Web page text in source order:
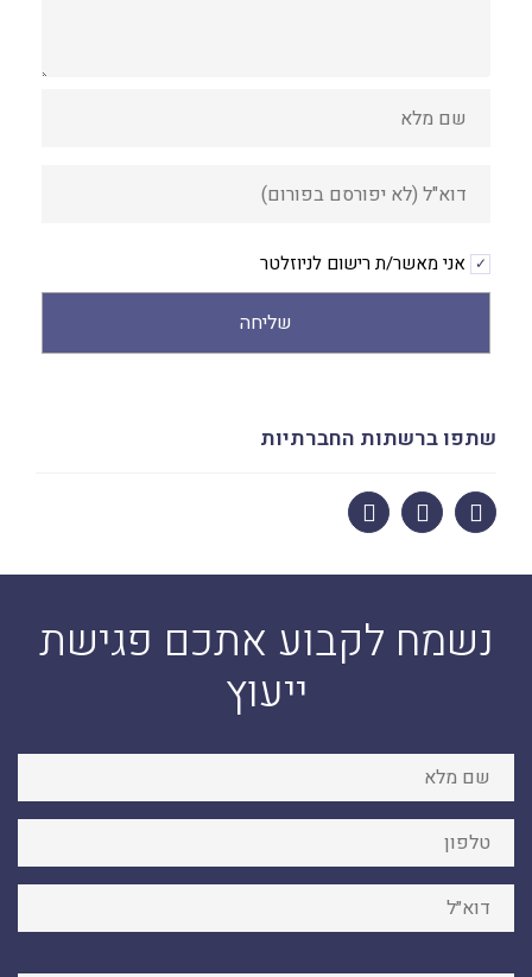
אני מאשר/ת רישום לניוזלטר
שליחה
שתפו ברשתות החברתיות
נשמח לקבוע אתכם פגישת
ייעוץ